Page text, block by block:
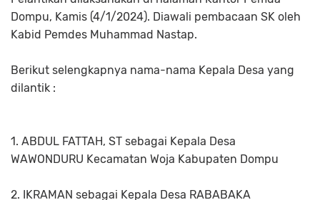
Dompu, Kamis (4/1/2024). Diawali pembacaan SK oleh
Kabid Pemdes Muhammad Nastap.
Berikut selengkapnya nama-nama Kepala Desa yang
dilantik :
1. ABDUL FATTAH, ST sebagai Kepala Desa
WAWONDURU Kecamatan Woja Kabupaten Dompu
2. IKRAMAN sebagai Kepala Desa RABABAKA